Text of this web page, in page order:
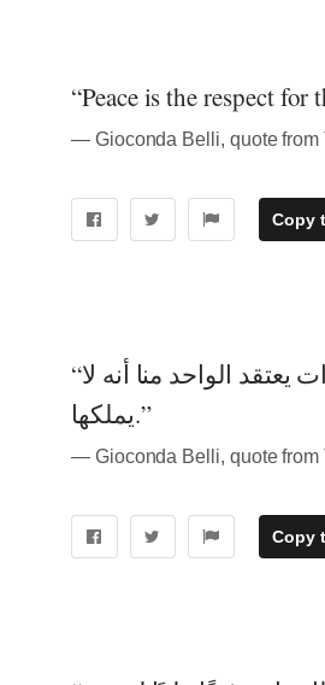
“Peace is the respect
― Gioconda Belli, quote from
Copy
“النمو في الحياة لا يتم إلا بعبور حدود الشخصية: اكتشاف قدرات يعتقد الواحد منا أنه لا
يملكها.”
― Gioconda Belli, quote from
Copy